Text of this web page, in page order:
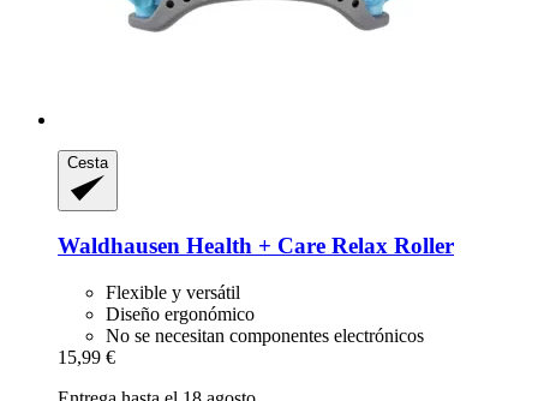
Cesta
Waldhausen Health + Care Relax Roller
Flexible y versátil
Diseño ergonómico
No se necesitan componentes electrónicos
15,99 €